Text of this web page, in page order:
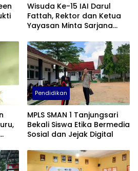
Wisuda Ke-15 IAI Darul
Fattah, Rektor dan Ketua
Yayasan Minta Sarjana
Masyarakat
Pendidikan
MPLS SMAN 1 Tanjungsari
Bekali Siswa Etika Bermedia
Sosial dan Jejak Digital